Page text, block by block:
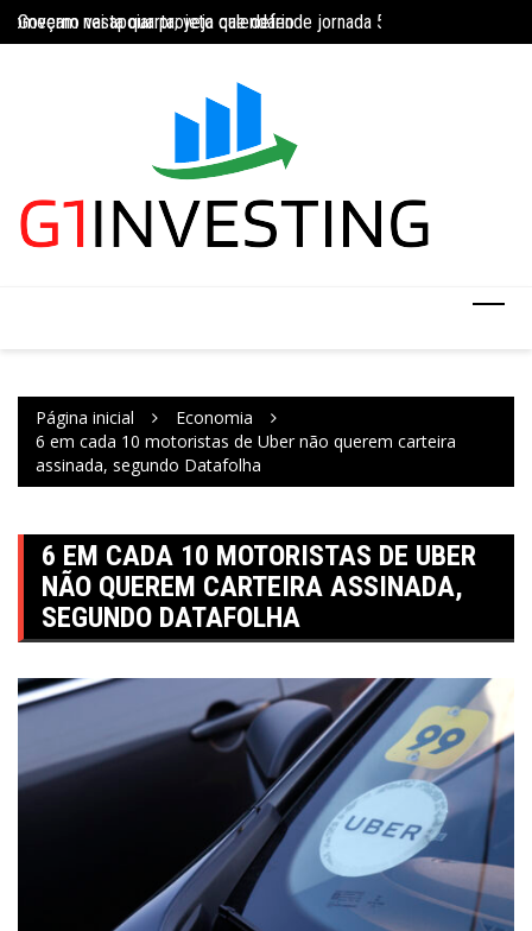
para
Governo vai apoiar projeto que defende jornada 5×2 com limite de
INSS amplia temporariamente prazo de auxílio-doença sem perícia;
Página inicial
Economia
6 em cada 10 motoristas de Uber não querem carteira
assinada, segundo Datafolha
6 EM CADA 10 MOTORISTAS DE UBER
NÃO QUEREM CARTEIRA ASSINADA,
SEGUNDO DATAFOLHA